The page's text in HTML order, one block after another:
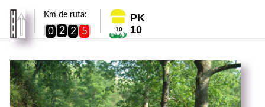
Km de ruta:
0 2 2 5 10
PK
10